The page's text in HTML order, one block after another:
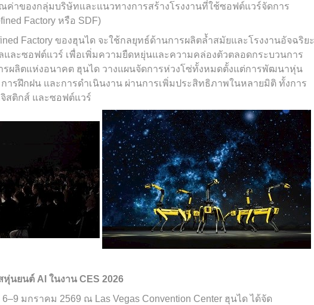
ค่าของกลุ่มบริษัทและแนวทางการสร้างโรงงานที่ใช้ซอฟต์แวร์จัดการ
Factory หรือ SDF)
Factory ของฮุนได จะใช้กลยุทธ์ด้านการผลิตล้ำสมัยและโรงงานอัจฉริยะ
ละซอฟต์แวร์ เพื่อเพิ่มความยืดหยุ่นและความคล่องตัวตลอดกระบวนการ
รผลิตแห่งอนาคต ฮุนได วางแผนจัดการห่วงโซ่ทั้งหมดตั้งแต่การพัฒนาหุ่น
การฝึกฝน และการดำเนินงาน ผ่านการเพิ่มประสิทธิภาพในหลายมิติ ทั้งการ
สติกส์ และซอฟต์แวร์
หุ่นยนต์ AI ในงาน CES 2026
มกราคม 2569 ณ Las Vegas Convention Center ฮุนได ได้จัด